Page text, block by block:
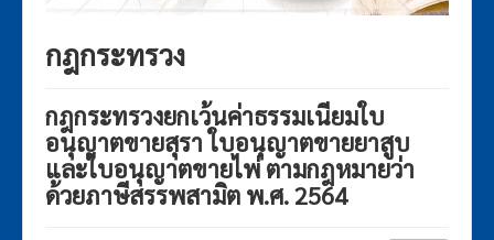
แบบฟอร์มภาษีสรรพสามิต
กฎกระทรวง
กฎกระทรวงยกเว้นค่าธรรมเนียมใบ
อนุญาตขายสุรา ใบอนุญาตขายยาสูบ
และใบอนุญาตขายไพ่ ตามกฎหมายว่า
ด้วยภาษีสรรพสามิต พ.ศ. 2564